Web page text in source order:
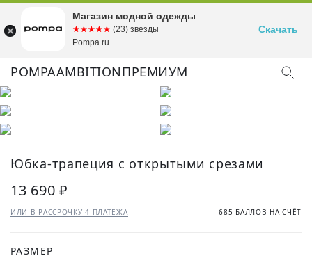
POMPAAMBITIONПРЕМИУМ
Юбка-трапеция с открытыми срезами
13 690 ₽
ИЛИ В РАССРОЧКУ 4 ПЛАТЕЖА 685 БАЛЛОВ НА СЧЁТ
РАЗМЕР
Магазин модной одежды
☆☆☆☆☆
★★★★★ (23) звезды
Pompa.ru
Скачать